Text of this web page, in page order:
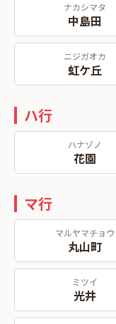
ナカシマタ
中島田
ニジガオカ
虹ケ丘
ハ行
ハナゾノ
花園
マ行
マルヤマチョウ
丸山町
ミツイ
光井